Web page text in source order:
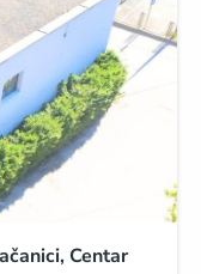
Centar